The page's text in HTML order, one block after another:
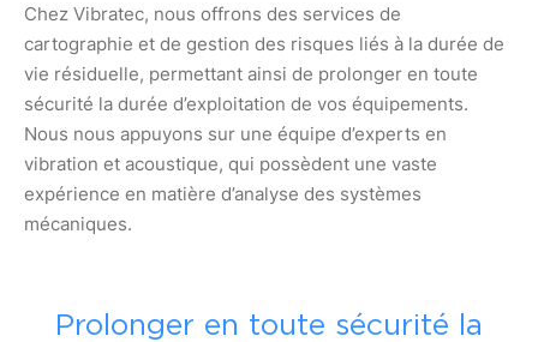
Chez Vibratec, nous offrons des services de
cartographie et de gestion des risques liés à la durée de
vie résiduelle, permettant ainsi de prolonger en toute
sécurité la durée d’exploitation de vos équipements.
Nous nous appuyons sur une équipe d’experts en
vibration et acoustique, qui possèdent une vaste
expérience en matière d’analyse des systèmes
mécaniques.
Prolonger en toute sécurité la